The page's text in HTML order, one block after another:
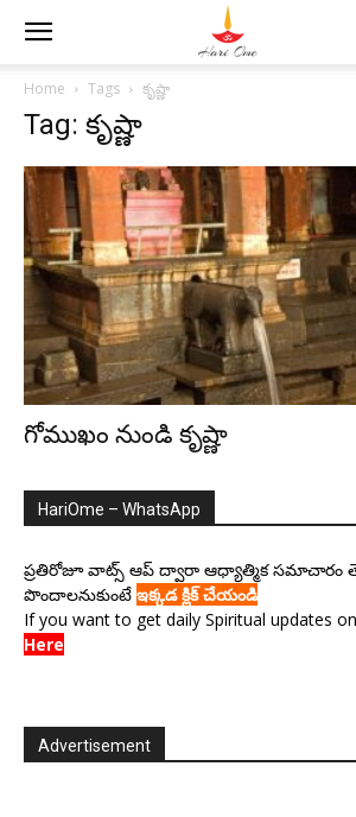
Home Tags కృష్ణా
Tag: కృష్ణా
గోముఖం నుండి కృష్ణా
HariOme – WhatsApp
ప్రతిరోజూ వాట్స్ ఆప్ ద్వారా ఆధ్యాత్మిక సమాచారం
పొందాలనుకుంటే ఇక్కడ క్లిక్ చేయండి
If you want to get daily Spiritual updates
Here
Advertisement